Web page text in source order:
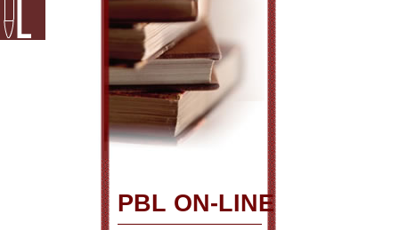
PBL ON-LINE